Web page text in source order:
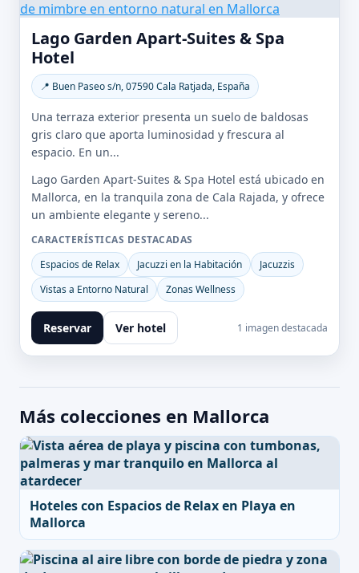
Lago Garden Apart-Suites & Spa
Hotel
📍 Buen Paseo s/n, 07590 Cala Ratjada, España
Una terraza exterior presenta un suelo de baldosas
gris claro que aporta luminosidad y frescura al
espacio. En un...
Lago Garden Apart-Suites & Spa Hotel está ubicado en
Mallorca, en la tranquila zona de Cala Rajada, y ofrece
un ambiente elegante y sereno...
CARACTERÍSTICAS DESTACADAS
Espacios de Relax
Jacuzzi en la Habitación
Jacuzzis
Vistas a Entorno Natural
Zonas Wellness
Reservar Ver hotel 1 imagen destacada
Más colecciones en Mallorca
Hoteles con Espacios de Relax en Playa en
Mallorca